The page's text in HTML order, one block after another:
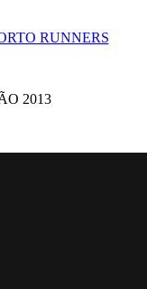
RUNNERS
2013